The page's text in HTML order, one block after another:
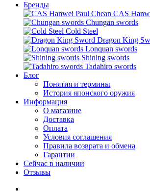
Бренды
CAS
Chungan swords
Cold Steel
Dragon King
Lonquan swords
Shining swords
Tadahiro swords
Блог
Понятия и термины
История японского оружия
Информация
О магазине
Доставка
Оплата
Условия соглашения
Правила возврата и обмена
Гарантии
Сейчас в наличии
Отзывы